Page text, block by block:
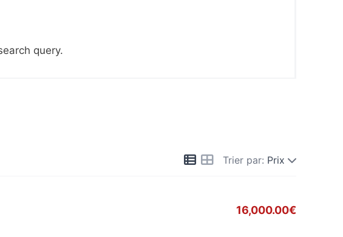
query.
Trier par: Prix
16,000.00€